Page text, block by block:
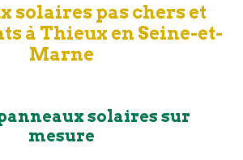
solaires pas chers et
à Thieux en Seine-et-
Marne
solaires sur
mesure